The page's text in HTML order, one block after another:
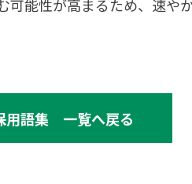
可能性が高まるため、速や
用語集 一覧へ戻る